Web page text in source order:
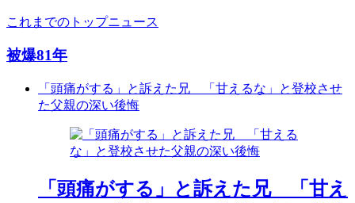
これまでのトップニュース
被爆81年
「頭痛がする」と訴えた兄 「甘えるな」と登校させ
た父親の深い後悔
「頭痛がする」と訴えた兄 「甘え